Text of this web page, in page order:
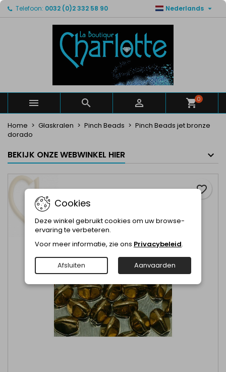
Telefoon: 0032 (0)2 332 58 90 Nederlands 
   0
Home Glaskralen Pinch Beads
Pinch Beads jet bronze
dorado
BEKIJK ONZE WEBWINKEL HIER
favorite_border
Mijn verlanglijsten ×
Maak een lijst
Maak een verlanglijst ×
Verlanglijst naam
Annuleren Maak een verlanglijst
Inloggen ×
U moet ingelogd zijn om producten in uw verlanglijst
Annuleren Inloggen
Cookies
Deze winkel gebruikt cookies om uw browse-
ervaring te verbeteren.
Voor meer informatie, zie ons Privacybeleid.
Afsluiten Aanvaarden